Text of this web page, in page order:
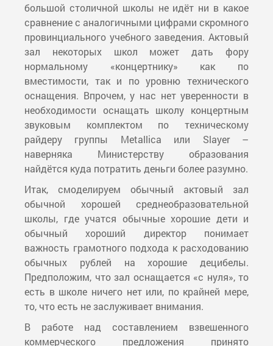
большой столичной школы не идёт ни в какое
сравнение с аналогичными цифрами скромного
провинциального учебного заведения. Актовый
зал некоторых школ может дать фору
нормальному «концертнику» как по
вместимости, так и по уровню технического
оснащения. Впрочем, у нас нет уверенности в
необходимости оснащать школу концертным
звуковым комплектом по техническому
райдеру группы Metallica или Slayer –
наверняка Министерству образования
найдётся куда потратить деньги более разумно.
Итак, смоделируем обычный актовый зал
обычной хорошей среднеобразовательной
школы, где учатся обычные хорошие дети и
обычный хороший директор понимает
важность грамотного подхода к расходованию
обычных рублей на хорошие децибелы.
Предположим, что зал оснащается «с нуля», то
есть в школе ничего нет или, по крайней мере,
то, что есть не заслуживает внимания.
В работе над составлением взвешенного
коммерческого предложения принято